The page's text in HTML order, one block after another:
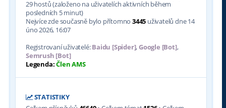
29 hostů (založeno na uživatelích aktivních během
posledních 5 minut)
Nejvíce zde současně bylo přítomno 3445 uživatelů dne 14
úno 2026, 16:07
Registrovaní uživatelé:Baidu [Spider],Google [Bot],
Semrush [Bot]
Legenda:Člen AMS
STATISTIKY